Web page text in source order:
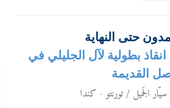
حتى النهاية
بطولية لآل الجليلي في
القديمة
الجَميل / تورنتو - كندا